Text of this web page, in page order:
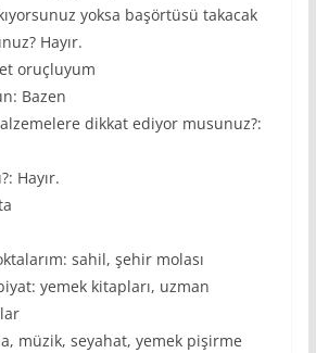
yoksa başörtüsü takacak
Hayır.
oruçluyum
Bazen
dikkat ediyor musunuz?:
Hayır.
sahil, şehir molası
yemek kitapları, uzman
müzik, seyahat, yemek pişirme